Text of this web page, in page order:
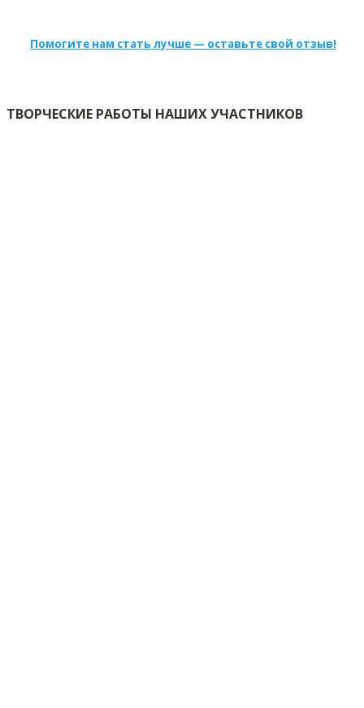
Помогите нам стать лучше — оставьте свой отзыв!
ТВОРЧЕСКИЕ РАБОТЫ НАШИХ УЧАСТНИКОВ